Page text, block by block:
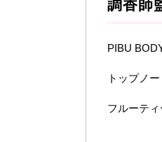
調香師
PIBU
トップノ
フルーテ